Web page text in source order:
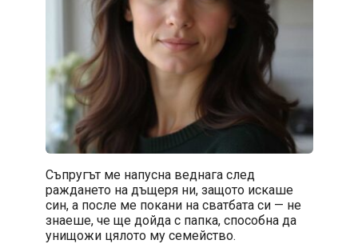
Съпругът ме напусна веднага след
раждането на дъщеря ни, защото искаше
син, а после ме покани на сватбата си — не
знаеше, че ще дойда с папка, способна да
унищожи цялото му семейство.